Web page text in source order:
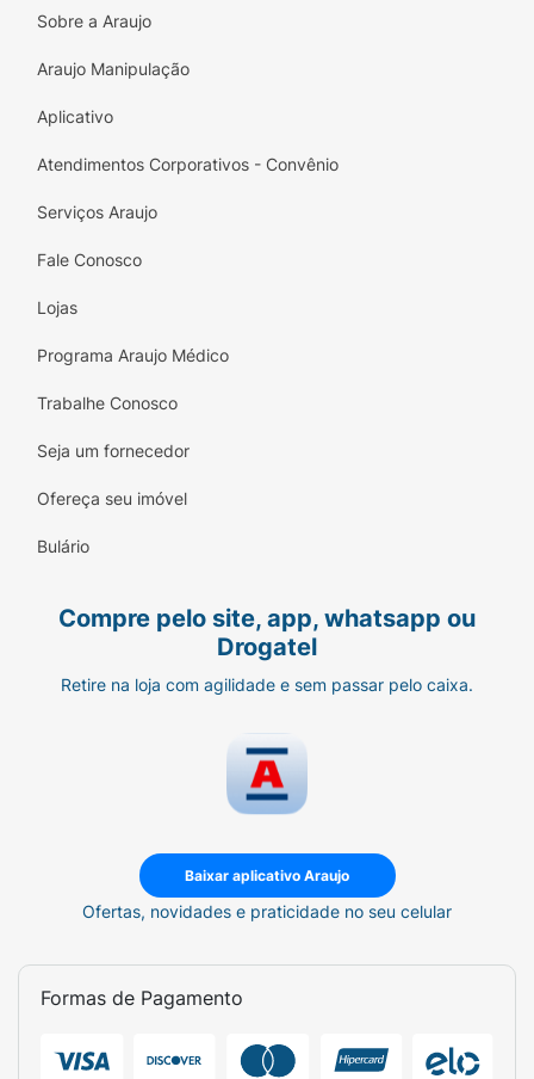
Sobre a Araujo
Araujo Manipulação
Aplicativo
Atendimentos Corporativos - Convênio
Serviços Araujo
Fale Conosco
Lojas
Programa Araujo Médico
Trabalhe Conosco
Seja um fornecedor
Ofereça seu imóvel
Bulário
Compre pelo site, app, whatsapp ou
Drogatel
Retire na loja com agilidade e sem passar pelo caixa.
Baixar aplicativo Araujo
Ofertas, novidades e praticidade no seu celular
Formas de Pagamento